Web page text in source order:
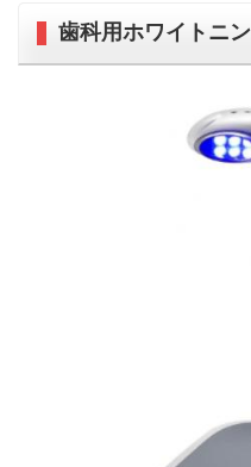
歯科用ホワイトニ